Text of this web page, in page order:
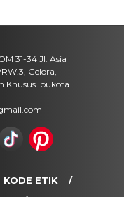
31-34 Jl. Asia
Gelora,
Khusus Ibukota
KODE ETIK